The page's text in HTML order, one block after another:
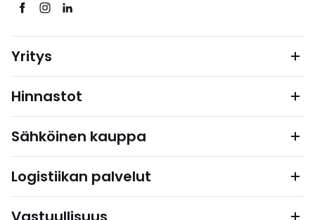
Yritys
Hinnastot
Sähköinen kauppa
Logistiikan palvelut